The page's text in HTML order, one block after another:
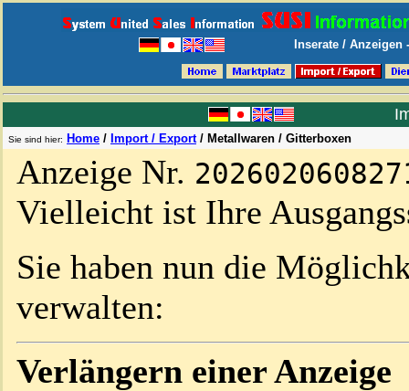
Inserate /
Sie sind hier: Home / Import / Export/ Metallwaren / Gitterboxen
Anzeige Nr.
Vielleicht ist Ihre
Sie haben nun die
verwalten:
Verlängern einer Anzeige